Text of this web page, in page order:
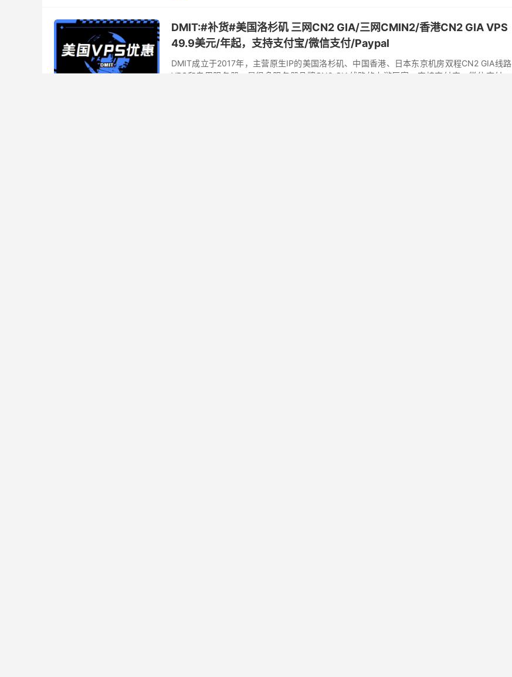
DMIT:#补货#美国洛杉矶 三网CN2 GIA/三网CMIN2/香港CN2 GIA VPS
49.9美元/年起，支持支付宝/微信支付/Paypal
DMIT成立于2017年，主营原生IP的美国洛杉矶、中国香港、日本东京机房双程CN2 GIA线路
VPS和专用服务器，是很多服务器品牌CN2 GIA线路的上游厂家，支持支付宝、微信支付和